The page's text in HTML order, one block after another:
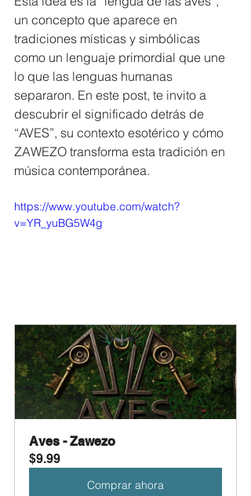
un concepto que aparece en
tradiciones místicas y simbólicas
como un lenguaje primordial que une
lo que las lenguas humanas
separaron. En este post, te invito a
descubrir el significado detrás de
“AVES”, su contexto esotérico y cómo
ZAWEZO transforma esta tradición en
música contemporánea.
https://www.youtube.com/watch?
v=YR_yuBG5W4g
Aves - Zawezo
$9.99
Comprar ahora